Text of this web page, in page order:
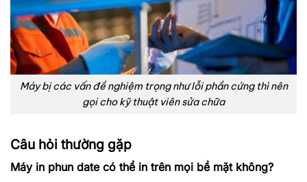
Máy bị các vấn đề nghiệm trọng như lỗi phần cứng thì nên
gọi cho kỹ thuật viên sửa chữa
Câu hỏi thường gặp
Máy in phun date có thể in trên mọi bề mặt không?